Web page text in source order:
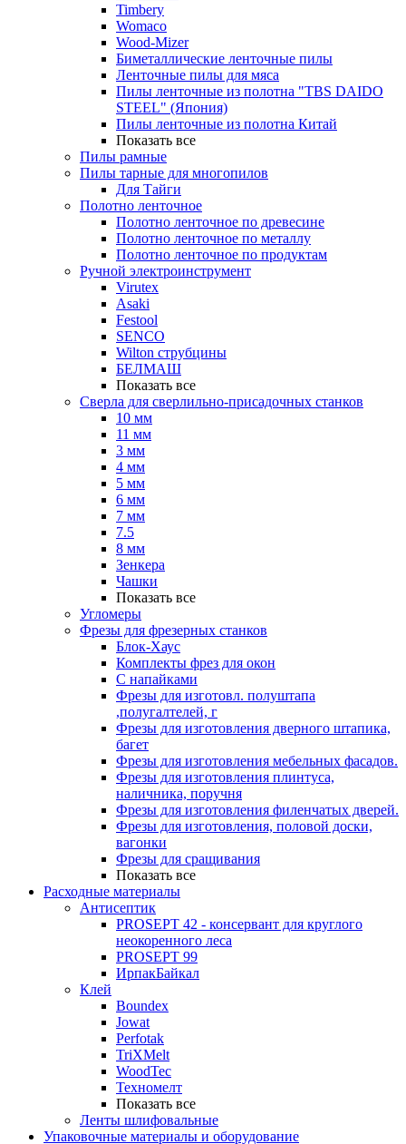
Timbery
Womaco
Wood-Mizer
Биметаллические ленточные пилы
Ленточные пилы для мяса
Пилы ленточные из полотна "TBS DAIDO
STEEL" (Япония)
Пилы ленточные из полотна Китай
Показать все
Пилы рамные
Пилы тарные для многопилов
Для Тайги
Полотно ленточное
Полотно ленточное по древесине
Полотно ленточное по металлу
Полотно ленточное по продуктам
Ручной электроинструмент
Virutex
Asaki
Festool
SENCO
Wilton струбцины
БЕЛМАШ
Показать все
Сверла для сверлильно-присадочных станков
10 мм
11 мм
3 мм
4 мм
5 мм
6 мм
7 мм
7.5
8 мм
Зенкера
Чашки
Показать все
Угломеры
Фрезы для фрезерных станков
Блок-Хаус
Комплекты фрез для окон
С напайками
Фрезы для изготовл. полуштапа
,полугалтелей, г
Фрезы для изготовления дверного штапика,
багет
Фрезы для изготовления мебельных фасадов.
Фрезы для изготовления плинтуса,
наличника, поручня
Фрезы для изготовления филенчатых дверей.
Фрезы для изготовления, половой доски,
вагонки
Фрезы для сращивания
Показать все
Расходные материалы
Антисептик
PROSEPT 42 - консервант для круглого
неокоренного леса
PROSEPT 99
ИрпакБайкал
Клей
Boundex
Jowat
Perfotak
TriXMelt
WoodTec
Техномелт
Показать все
Ленты шлифовальные
Упаковочные материалы и оборудование